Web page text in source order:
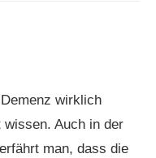
wirklich
Auch in der
man, dass die